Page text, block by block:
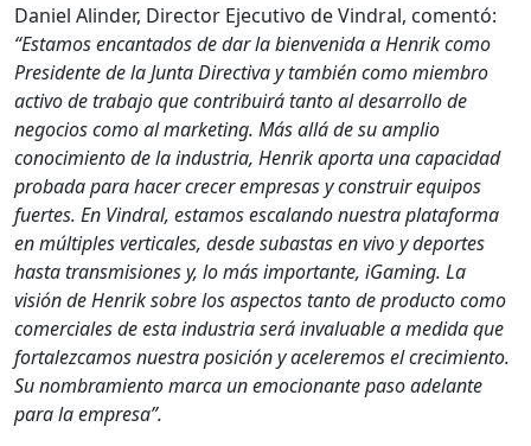
Daniel Alin­der, Direc­tor Ejec­u­ti­vo de Vin­dral, comen­tó:
“Esta­mos encan­ta­dos de dar la bien­veni­da a Hen­rik como
Pres­i­dente de la Jun­ta Direc­ti­va y tam­bién como miem­bro
acti­vo de tra­ba­jo que con­tribuirá tan­to al desar­rol­lo de
nego­cios como al mar­ket­ing. Más allá de su amplio
conocimien­to de la indus­tria, Hen­rik apor­ta una capaci­dad
proba­da para hac­er cre­cer empre­sas y con­stru­ir equipos
fuertes. En Vin­dral, esta­mos esca­lan­do nues­tra platafor­ma
en múlti­ples ver­ti­cales, des­de sub­as­tas en vivo y deportes
has­ta trans­mi­siones y, lo más impor­tante, iGam­ing. La
visión de Hen­rik sobre los aspec­tos tan­to de pro­duc­to como
com­er­ciales de esta indus­tria será invalu­able a medi­da que
for­t­alez­camos nues­tra posi­ción y acel­ere­mos el crec­imien­to.
Su nom­bramien­to mar­ca un emo­cio­nante paso ade­lante
para la empre­sa”.